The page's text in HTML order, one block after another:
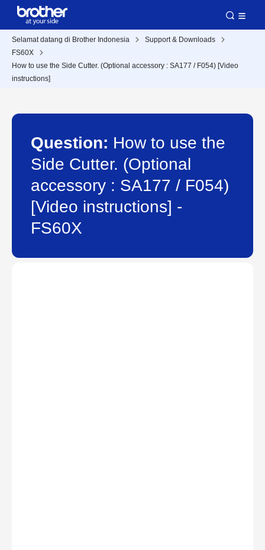
Selamat datang di Brother Indonesia
Support & Downloads
FS60X
How to use the Side Cutter. (Optional accessory : SA177 / F054) [Video
instructions]
Question: How to use the
Side Cutter. (Optional
accessory : SA177 / F054)
[Video instructions] -
FS60X